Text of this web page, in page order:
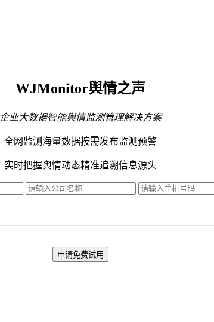
WJMonitor舆情之声
企业大数据智能舆情监测管理解决方案
全网监测海量数据按需发布监测预警
实时把握舆情动态精准追溯信息源头